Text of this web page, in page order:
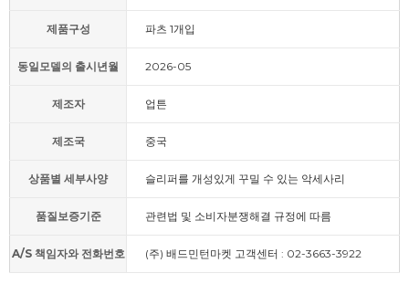
제품구성 파츠 1개입
동일모델의 출시년월 2026-05
제조자 업튼
제조국 중국
상품별 세부사양 슬리퍼를 개성있게 꾸밀 수 있는 악세사리
품질보증기준 관련법 및 소비자분쟁해결 규정에 따름
A/S 책임자와 전화번호 (주) 배드민턴마켓 고객센터 : 02-3663-3922